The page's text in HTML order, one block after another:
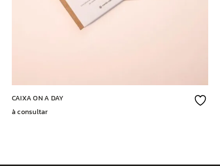
CAIXA ON A DAY
à consultar